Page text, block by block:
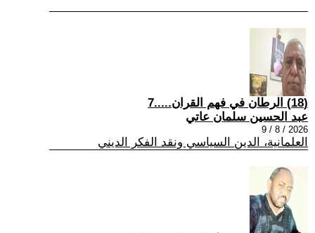
(18) الرطان في فهم القران.....7
عبد الحسين سلمان عاتي
2026 / 8 / 9
العلمانية، الدين السياسي ونقد الفكر الديني